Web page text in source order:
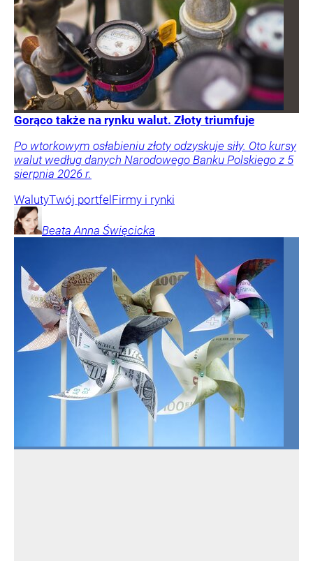
Gorąco także na rynku walut. Złoty triumfuje
Po wtorkowym osłabieniu złoty odzyskuje siły. Oto kursy
walut według danych Narodowego Banku Polskiego z 5
sierpnia 2026 r.
WalutyTwój portfelFirmy i rynki
Beata Anna Święcicka